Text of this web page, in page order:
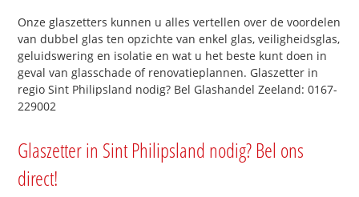
Onze glaszetters kunnen u alles vertellen over de voordelen
van dubbel glas ten opzichte van enkel glas, veiligheidsglas,
geluidswering en isolatie en wat u het beste kunt doen in
geval van glasschade of renovatieplannen. Glaszetter in
regio Sint Philipsland nodig? Bel Glashandel Zeeland: 0167-
229002
Glaszetter in Sint Philipsland nodig? Bel ons
direct!